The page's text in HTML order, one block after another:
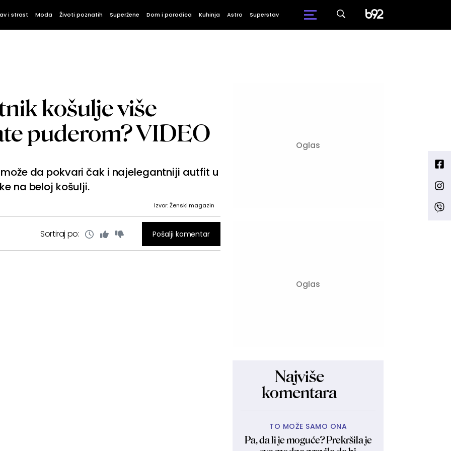
i strast Moda Životi poznatih Superžene Dom i porodica Kuhinja Astro Superstav
košulje više
puderom? VIDEO
da pokvari čak i najelegantniji autfit u
na beloj košulji.
Izvor: Ženski magazin
Sortiraj po: Pošalji komentar
Najviše
komentara
TO MOŽE SAMO ONA
Pa, da li je moguće? Prekršila je